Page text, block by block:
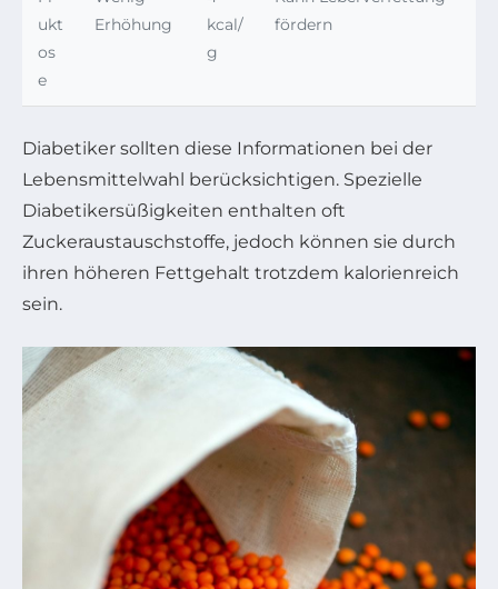
ukt
os
e
Erhöhung
kcal/
g
fördern
Diabetiker sollten diese Informationen bei der
Lebensmittelwahl berücksichtigen. Spezielle
Diabetikersüßigkeiten enthalten oft
Zuckeraustauschstoffe, jedoch können sie durch
ihren höheren Fettgehalt trotzdem kalorienreich
sein.